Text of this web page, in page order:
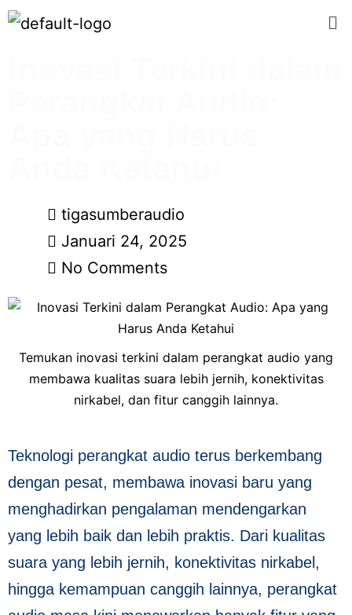
tigasumberaudio
Januari 24, 2025
No Comments
Temukan inovasi terkini dalam perangkat audio yang
membawa kualitas suara lebih jernih, konektivitas
nirkabel, dan fitur canggih lainnya.
Teknologi perangkat audio terus berkembang
dengan pesat, membawa inovasi baru yang
menghadirkan pengalaman mendengarkan
yang lebih baik dan lebih praktis. Dari kualitas
suara yang lebih jernih, konektivitas nirkabel,
hingga kemampuan canggih lainnya, perangkat